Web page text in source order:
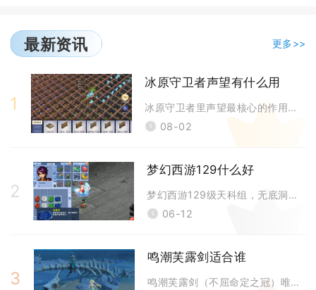
最新资讯 更多>>
1
冰原守卫者声望有什么用
冰原守卫者里声望最核心的作用是解锁佣兵招募上限，同时解锁营地废墟清理权
08-02
2
梦幻西游129什么好
梦幻西游129级天科组，无底洞、女儿村、阴曹地府、凌波城、神木林是综合
06-12
3
鸣潮芙露剑适合谁
鸣潮芙露剑（不屈命定之冠）唯一最优适配角色为卡提希娅，其余迅刀角色仅能